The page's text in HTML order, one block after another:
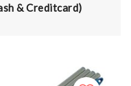
& Creditcard)